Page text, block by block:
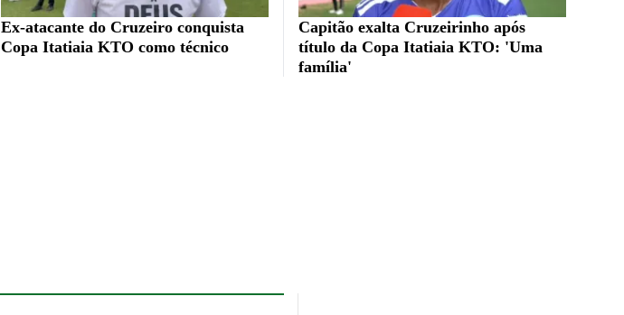
Ex-atacante do Cruzeiro conquista
Copa Itatiaia KTO como técnico
Capitão exalta Cruzeirinho após
título da Copa Itatiaia KTO: 'Uma
família'